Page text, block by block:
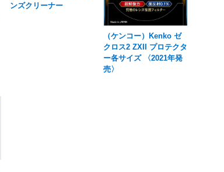
ンズクリーナー
（ケンコー）Kenko ゼ
クロス2 ZXII プロテクタ
ー各サイズ 〈2021年発
売〉